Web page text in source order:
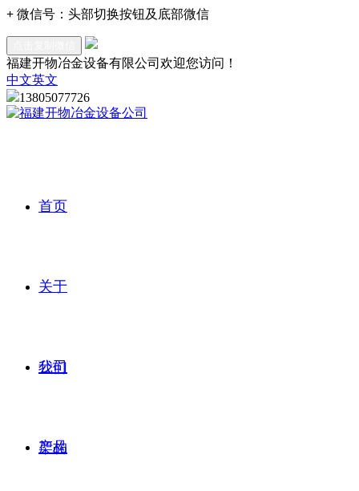
+ 微信号： 头部切换按钮及底部微信
福建开物冶金设备有限公司欢迎您访问！
中文英文
13805077726
首页
关于
我们
公司
架构
产品